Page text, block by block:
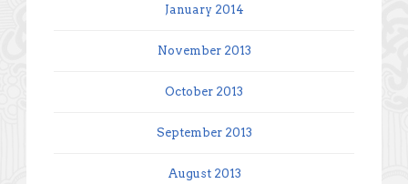
January 2014
November 2013
October 2013
September 2013
August 2013